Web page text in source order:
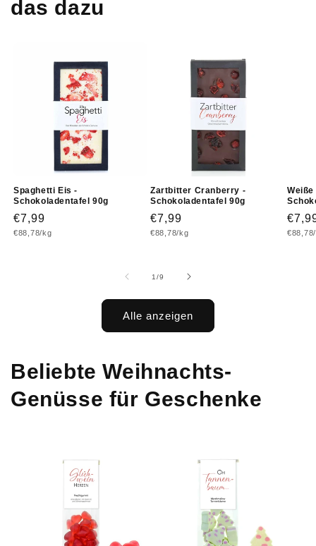
das dazu
Spaghetti Eis -
Schokoladentafel 90g
Normaler
Preis
€7,99
Grundpreis
€88,78/kg
Zartbitter Cranberry -
Schokoladentafel 90g
Normaler
Preis
€7,99
Grundpreis
€88,78/kg
Preis
1/von
9
Alle anzeigen
Beliebte Weihnachts-
Genüsse für Geschenke